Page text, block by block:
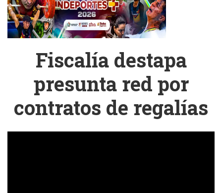
Fiscalía destapa
presunta red por
contratos de regalías